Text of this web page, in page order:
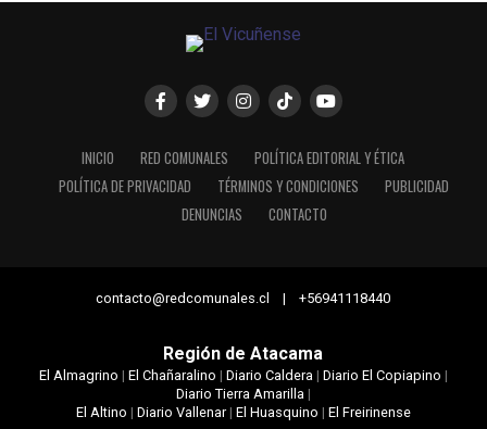
INICIO RED COMUNALES
POLÍTICA EDITORIAL Y ÉTICA
POLÍTICA DE PRIVACIDAD
TÉRMINOS Y CONDICIONES
PUBLICIDAD
DENUNCIAS
CONTACTO
contacto@redcomunales.cl | +56941118440
Región de Atacama
El Almagrino | El Chañaralino | Diario Caldera | Diario El Copiapino |
Diario Tierra Amarilla |
El Altino | Diario Vallenar| El Huasquino | El Freirinense